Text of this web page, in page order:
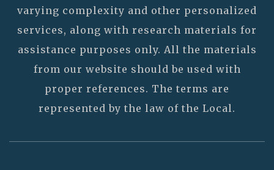
varying complexity and other personalized
services, along with research materials for
assistance purposes only. All the materials
from our website should be used with
proper references. The terms are
represented by the law of the Local.